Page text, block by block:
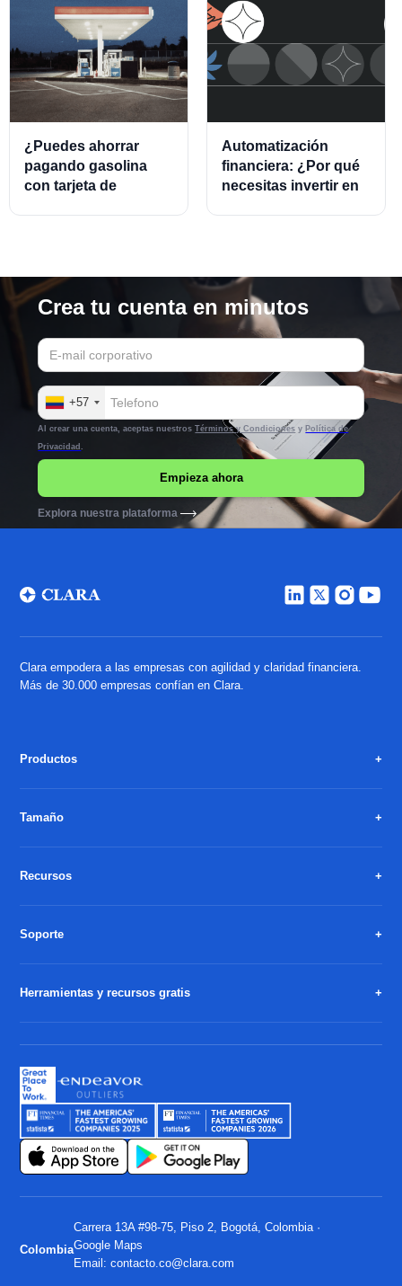
¿Puedes ahorrar
pagando gasolina
con tarjeta de
Automatización
financiera: ¿Por qué
necesitas invertir en
Crea tu cuenta en minutos
+57
Al crear una cuenta, aceptas nuestrosTérminos y Condiciones y Política de
Privacidad
Explora nuestra plataforma
Clara empodera a las empresas con agilidad y claridad financiera.
Más de 30.000 empresas confían en Clara.
Productos
Tamaño
Recursos
Soporte
Herramientas y recursos gratis
Colombia
Carrera 13A #98-75, Piso 2, Bogotá, Colombia ·
Google Maps
Email:contacto.co@clara.com